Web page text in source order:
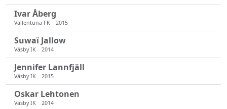
Ivar Åberg
Vallentuna FK 2015
Suwaï Jallow
Väsby IK 2014
Jennifer Lannfjäll
Väsby IK 2015
Oskar Lehtonen
Väsby IK 2014